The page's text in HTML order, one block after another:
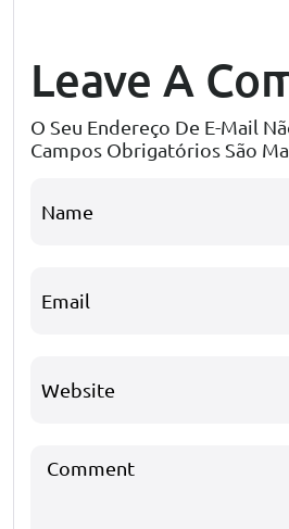
Leave A
O Seu Endereço De E-Mail
Campos Obrigatórios São